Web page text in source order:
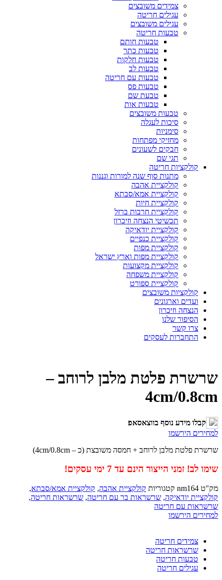
צמידים משובצים
עגילים חריטה
עגילים משובצים
טבעות חריטה
טבעות חותם
טבעות כתר
טבעות חלקות
טבעות לב
טבעות עם חריטה
טבעות פס
טבעת שם
טבעות אות
טבעות משובצים
סיכות לעגלה
סימניות
מחזיקי מפתחות
חבקים לשעונים
תגי שם
קולקציות חריטה
מתנות סוף שנה למורות וגננות
קולקציית אהבה
קולקציית אמא/סבתא
קולקציית חיות
קולקציית חרבות ברזל
תכשיטי הנצחה וזיכרון
קולקציית יודאיקה
קולקציית כנפיים
קולקציית מפות
קולקציית מפות וארץ ישראל
קולקציית מקצועות
קולקציית משפחה
קולקציית ספורט
קולקציות משובצים
ועדים וארגונים
הנצחה וזיכרון
הסיפור שלנו
צרו קשר
התחברות לעסקים
שרשרת פלטת מלבן לרוחב –
4cm/0.8cm
קבלו מידע נוסף בווצאסאפ
למחירים הירשמו
שרשרת פלטת מלבן לרוחב + חמסה משובצת (כ – 4cm/0.8cm)
שימו לב! זמני הייצור הינם עד 7 ימי עסקים!
מק"ט nm164 קטגוריות קולקציית אהבה, קולקציית אמא/סבתא,
קולקציית יודאיקה, שרשראות בר עם חריטה, שרשראות חריטה,
שרשראות עם חריטה
למחירים הירשמו
צמידים חריטה
שרשראות חריטה
טבעות חריטה
עגילים חריטה